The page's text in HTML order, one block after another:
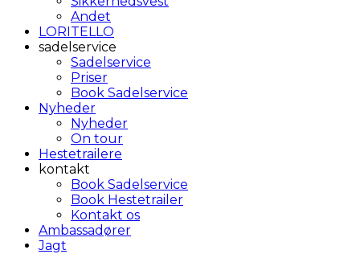
Andet
LORITELLO
sadelservice
Sadelservice
Priser
Book Sadelservice
Nyheder
Nyheder
On tour
Hestetrailere
kontakt
Book Sadelservice
Book Hestetrailer
Kontakt os
Ambassadører
Jagt